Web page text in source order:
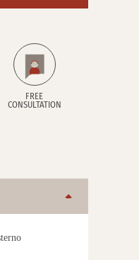
FREE
CONSULTATION